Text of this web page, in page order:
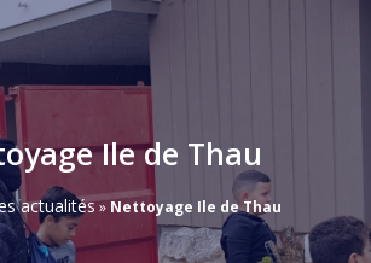
Ile de Thau
actualités»Nettoyage Ile de Thau